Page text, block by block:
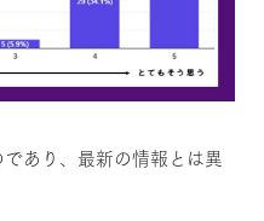
あり、最新の情報とは異